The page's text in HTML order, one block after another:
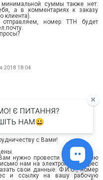
суммы также нет.
а в комментариях к заказу
клиента).
номер ТТН будет
2018 18:04
2018 18:33
с Вами!
нужно провести регистрацию
нам на электронный адрес
свои данные: Ф.И.О., номер
и ссылку на вашу рабочую